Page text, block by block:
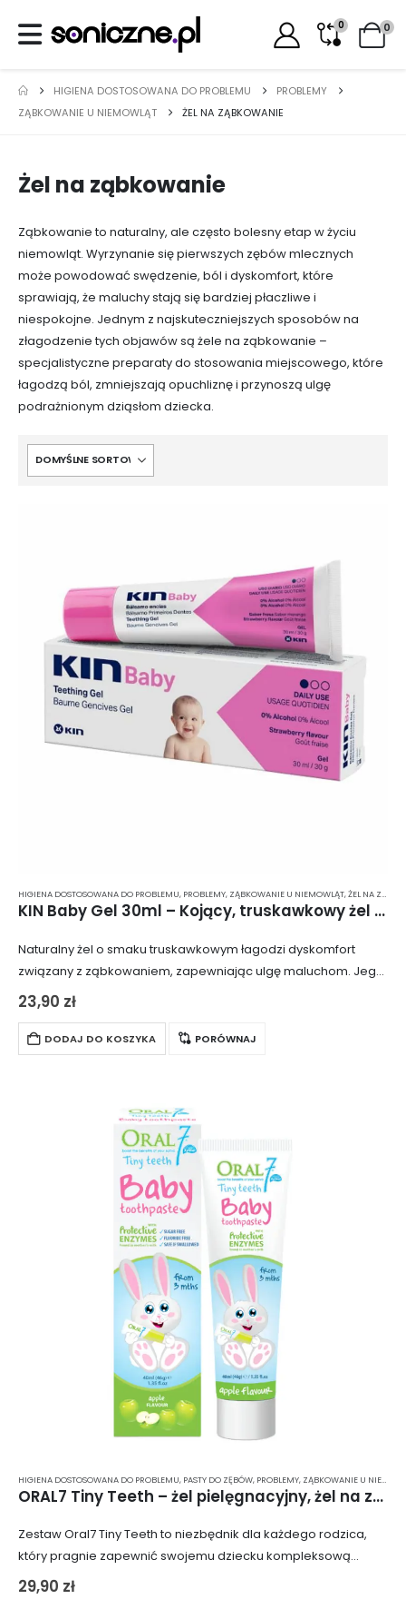
0 0
HIGIENA DOSTOSOWANA DO PROBLEMU
PROBLEMY
ZĄBKOWANIE U NIEMOWLĄT
ŻEL NA ZĄBKOWANIE
Żel na ząbkowanie
Ząbkowanie to naturalny, ale często bolesny etap w życiu
niemowląt. Wyrzynanie się pierwszych zębów mlecznych
może powodować swędzenie, ból i dyskomfort, które
sprawiają, że maluchy stają się bardziej płaczliwe i
niespokojne. Jednym z najskuteczniejszych sposobów na
złagodzenie tych objawów są żele na ząbkowanie –
specjalistyczne preparaty do stosowania miejscowego, które
łagodzą ból, zmniejszają opuchliznę i przynoszą ulgę
podrażnionym dziąsłom dziecka.
HIGIENA DOSTOSOWANA DO PROBLEMU, PROBLEMY, ZĄBKOWANIE U NIEMOWLĄT,ŻEL NA ZĄBKOWANIE
KIN Baby Gel 30ml – Kojący, truskawkowy żel dla niemowląt na dolegliwości związane z ząbkowaniem
Naturalny żel o smaku truskawkowym łagodzi dyskomfort
związany z ząbkowaniem, zapewniając ulgę maluchom. Jego
składniki aktywne, takie jak rumianek, szałwia oraz
prowitaminy B5, działają przeciwzapalnie i przyspieszają
regenerację podrażnionych dziąseł….
23,90 zł
DODAJ DO KOSZYKA PORÓWNAJ
HIGIENA DOSTOSOWANA DO PROBLEMU, PASTY DO ZĘBÓW, PROBLEMY, ZĄBKOWANIE U NIEMOWLĄT
ORAL7 Tiny Teeth – żel pielęgnacyjny, żel na ząbkowanie + silikonowa szczoteczka 48 ml
Zestaw Oral7 Tiny Teeth to niezbędnik dla każdego rodzica,
który pragnie zapewnić swojemu dziecku kompleksową
ochronę przed pleśniawkami i chorobami błon śluzowych. Żel
29,90 zł